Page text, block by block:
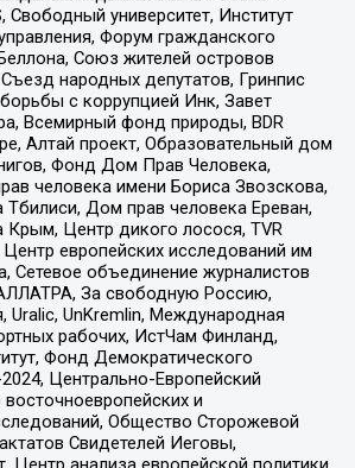
Свободный университет, Институт
Форум гражданского
Союз жителей островов
народных депутатов, Гринпис
с коррупцией Инк, Завет
Всемирный фонд природы, BDR
Алтай проект, Образовательный дом
Фонд Дом Прав Человека,
человека имени Бориса Звозскова,
Дом прав человека Ереван,
Центр дикого лосося, TVR
европейских исследований им
Сетевое объединение журналистов
За свободную Россию,
Uralic, UnKremlin, Международная
рабочих, ИстЧам Финланд,
Фонд Демократического
Центрально-Европейский
восточноевропейских и
Общество Сторожевой
Свидетелей Иеговы,